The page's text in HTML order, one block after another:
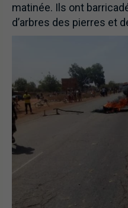
matinée. Ils ont
d’arbres des pierres et